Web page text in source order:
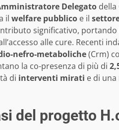
Delegato della
il welfare pubblico e il
significativo, portando
alle cure. Recenti
nefro-metaboliche(Crm)
la co-presenza di più di
di interventi mirati e di
del progetto